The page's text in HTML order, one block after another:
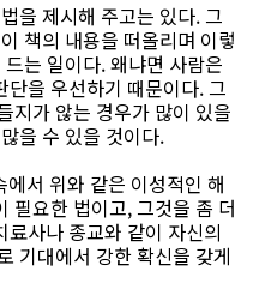
을 제시해 주고는 있다. 그
책의 내용을 떠올리며 이렇
는 일이다. 왜냐면 사람은
을 우선하기 때문이다. 그
지가 않는 경우가 많이 있을
을 수 있을 것이다.
서 위와 같은 이성적인 해
필요한 법이고, 그것을 좀 더
사나 종교와 같이 자신의
기대에서 강한 확신을 갖게